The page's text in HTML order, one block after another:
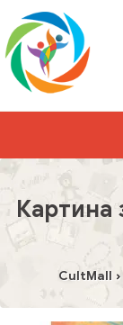
Картина
CultMall